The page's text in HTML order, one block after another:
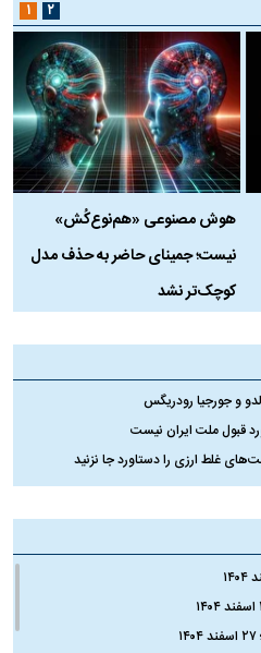
هوش مصنوعی «هم‌نوع‌کُش»
نیست؛ جمینای حاضر به حذف مدل
کوچک‌تر نشد
۱ ۲
و جورجیا رودریگس
قبول ملت ایران نیست
غلط ارزی را دستاورد جا نزنید